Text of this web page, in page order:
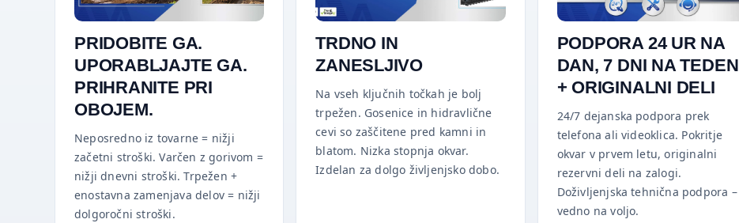
PRIDOBITE GA.
UPORABLJAJTE GA.
PRIHRANITE PRI
OBOJEM.
Neposredno iz tovarne = nižji
začetni stroški. Varčen z gorivom =
nižji dnevni stroški. Trpežen +
enostavna zamenjava delov = nižji
dolgoročni stroški.
TRDNO IN
ZANESLJIVO
Na vseh ključnih točkah je bolj
trpežen. Gosenice in hidravlične
cevi so zaščitene pred kamni in
blatom. Nizka stopnja okvar.
Izdelan za dolgo življenjsko dobo.
PODPORA 24 UR NA
DAN, 7 DNI NA TEDEN
+ ORIGINALNI DELI
24/7 dejanska podpora prek
telefona ali videoklica. Pokritje
okvar v prvem letu, originalni
rezervni deli na zalogi.
Doživljenjska tehnična podpora –
vedno na voljo.